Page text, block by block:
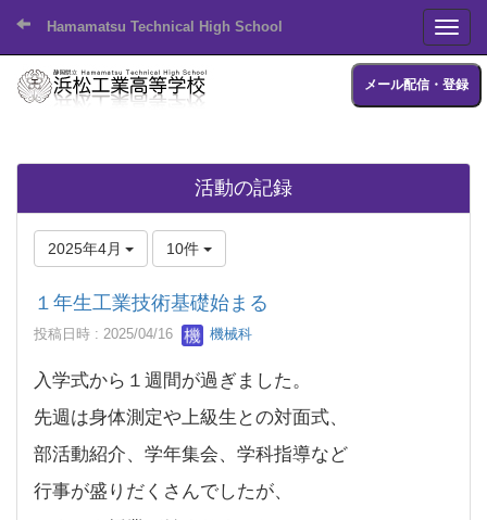
Hamamatsu Technical High School
メール配信・登録
活動の記録
2025年4月 10件
１年生工業技術基礎始まる
投稿日時 : 2025/04/16 機械科
入学式から１週間が過ぎました。
先週は身体測定や上級生との対面式、
部活動紹介、学年集会、学科指導など
行事が盛りだくさんでしたが、